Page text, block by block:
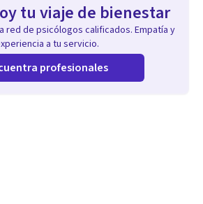
tu viaje de bienestar
red de psicólogos calificados. Empatía y
a tu servicio.
profesionales